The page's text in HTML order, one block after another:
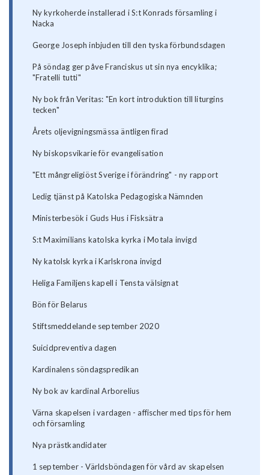
Ny kyrkoherde installerad i S:t Konrads församling i
Nacka
George Joseph inbjuden till den tyska förbundsdagen
På söndag ger påve Franciskus ut sin nya encyklika;
"Fratelli tutti"
Ny bok från Veritas: "En kort introduktion till liturgins
tecken"
Årets oljevigningsmässa äntligen firad
Ny biskopsvikarie för evangelisation
"Ett mångreligiöst Sverige i förändring" - ny rapport
Ledig tjänst på Katolska Pedagogiska Nämnden
Ministerbesök i Guds Hus i Fisksätra
S:t Maximilians katolska kyrka i Motala invigd
Ny katolsk kyrka i Karlskrona invigd
Heliga Familjens kapell i Tensta välsignat
Bön för Belarus
Stiftsmeddelande september 2020
Suicidpreventiva dagen
Kardinalens söndagspredikan
Ny bok av kardinal Arborelius
Värna skapelsen i vardagen - affischer med tips för hem
och församling
Nya prästkandidater
1 september - Världsböndagen för vård av skapelsen